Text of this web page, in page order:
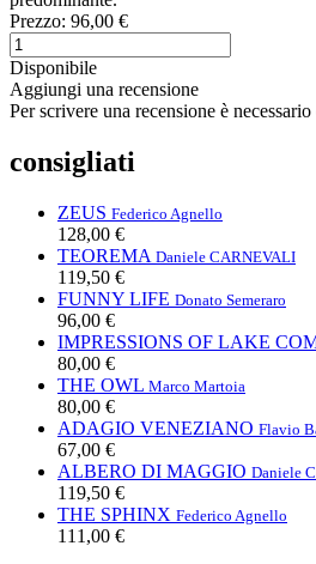
Prezzo: 96,00 €
Disponibile
Aggiungi una recensione
Per scrivere una recensione è
consigliati
ZEUS Federico Agnello
128,00 €
TEOREMA Daniele CARNEVALI
119,50 €
FUNNY LIFE Donato Semeraro
96,00 €
IMPRESSIONS OF LAKE
80,00 €
THE OWL Marco Martoia
80,00 €
ADAGIO VENEZIANO Flavio
67,00 €
ALBERO DI MAGGIO Daniele
119,50 €
THE SPHINX Federico Agnello
111,00 €